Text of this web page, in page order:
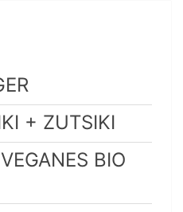
+ ZUTSIKI
BIO